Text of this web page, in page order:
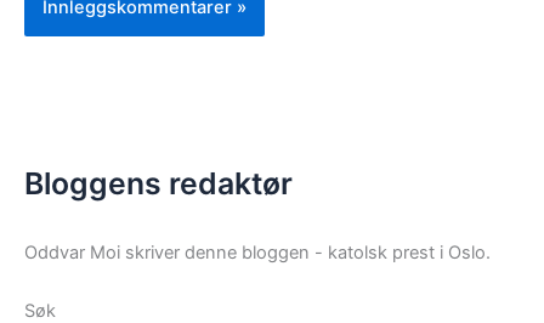
Bloggens redaktør
Oddvar Moi skriver denne bloggen - katolsk prest i Oslo.
Søk